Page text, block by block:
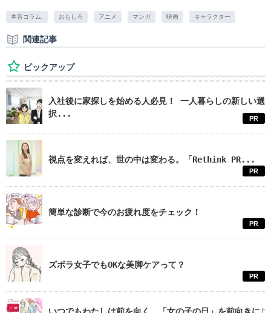
本音コラム. おもしろ アニメ マンガ 映画 キャラクター
関連記事
ピックアップ
入社後に家探しを始める人必見！ 一人暮らしの新しい選
択...
PR
視点を変えれば、世の中は変わる。「Rethink PR...
PR
簡単な診断で今のお疲れ度をチェック！
PR
ズボラ女子でもOKな美脚ケアって？
PR